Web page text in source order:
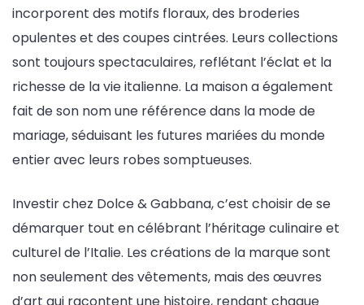
incorporent des motifs floraux, des broderies
opulentes et des coupes cintrées. Leurs collections
sont toujours spectaculaires, reflétant l’éclat et la
richesse de la vie italienne. La maison a également
fait de son nom une référence dans la mode de
mariage, séduisant les futures mariées du monde
entier avec leurs robes somptueuses.
Investir chez Dolce & Gabbana, c’est choisir de se
démarquer tout en célébrant l’héritage culinaire et
culturel de l’Italie. Les créations de la marque sont
non seulement des vêtements, mais des œuvres